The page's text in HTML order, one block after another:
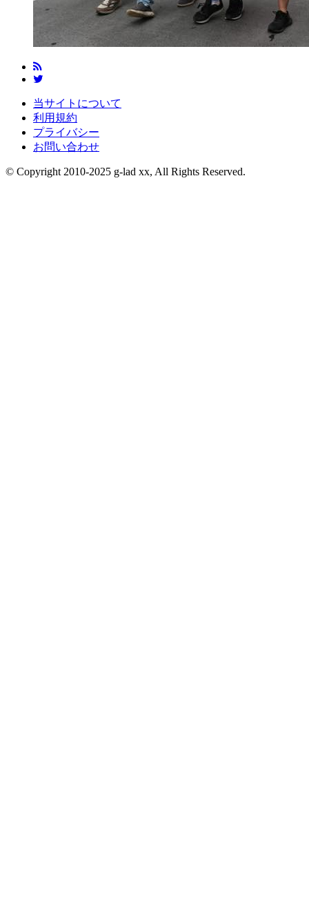
当サイトについて
利用規約
プライバシー
お問い合わせ
© Copyright 2010-2025 g-lad xx, All Rights Reserved.